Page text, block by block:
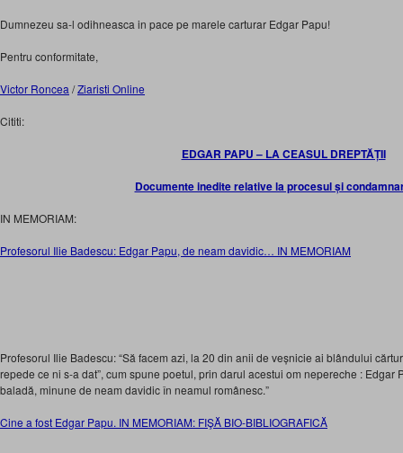
Dumnezeu sa-l odihneasca in pace pe marele carturar Edgar Papu!
Pentru conformitate,
Victor Roncea /Ziaristi Online
Cititi:
EDGAR PAPU – LA CEASUL DREPTĂȚII
Documente inedite relative la procesul și
IN MEMORIAM:
Profesorul Ilie Badescu: Edgar Papu, de neam davidic… IN MEMORIAM
Profesorul Ilie Badescu: “Să facem azi, la 20 din anii de veșnicie ai blândului
repede ce ni s-a dat”, cum spune poetul, prin darul acestui om nepereche : Edgar
baladă, minune de neam davidic în neamul românesc.”
Cine a fost Edgar Papu. IN MEMORIAM: FIŞĂ BIO-BIBLIOGRAFICĂ